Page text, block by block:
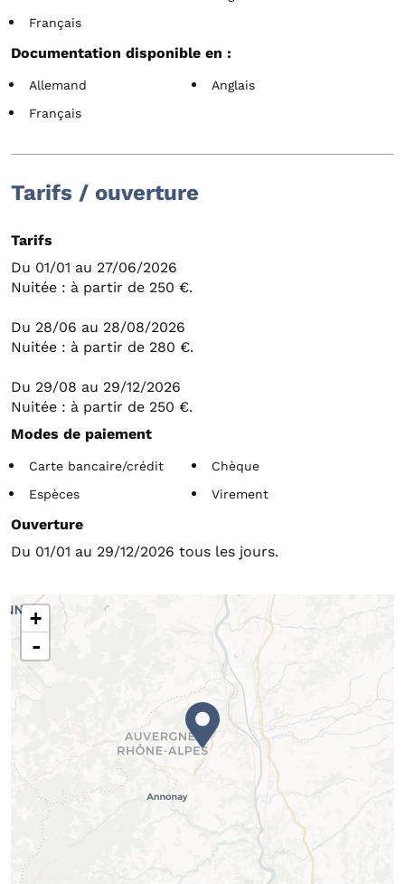
Français
Documentation disponible en :
Allemand
Anglais
Français
Tarifs / ouverture
Tarifs
Du 01/01 au 27/06/2026
Nuitée : à partir de 250 €.
Du 28/06 au 28/08/2026
Nuitée : à partir de 280 €.
Du 29/08 au 29/12/2026
Nuitée : à partir de 250 €.
Modes de paiement
Carte bancaire/crédit
Chèque
Espèces
Virement
Ouverture
Du 01/01 au 29/12/2026 tous les jours.
+
-